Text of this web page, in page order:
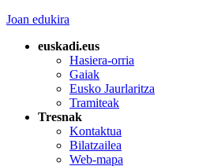
Joan edukira
euskadi.eus
Hasiera-orria
Gaiak
Eusko Jaurlaritza
Tramiteak
Tresnak
Kontaktua
Bilatzailea
Web-mapa